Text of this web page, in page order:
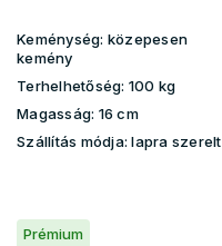
Keménység: közepesen
kemény
Terhelhetőség: 100 kg
Magasság: 16 cm
Szállítás módja: lapra szerelt
Prémium